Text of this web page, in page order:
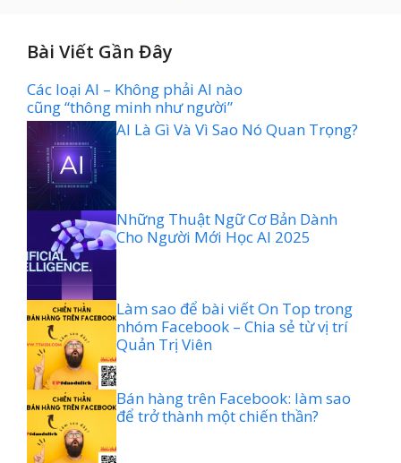
Bài Viết Gần Đây
Các loại AI – Không phải AI nào
cũng “thông minh như người”
AI Là Gì Và Vì Sao Nó Quan Trọng?
Những Thuật Ngữ Cơ Bản Dành
Cho Người Mới Học AI 2025
Làm sao để bài viết On Top trong
nhóm Facebook – Chia sẻ từ vị trí
Quản Trị Viên
Bán hàng trên Facebook: làm sao
để trở thành một chiến thần?